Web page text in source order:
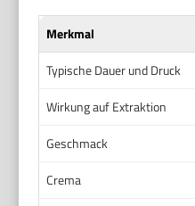
Merkmal
Typische Dauer und Druck
Wirkung auf Extraktion
Geschmack
Crema